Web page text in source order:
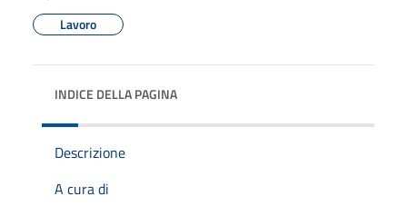
Lavoro
INDICE DELLA PAGINA
Descrizione
A cura di